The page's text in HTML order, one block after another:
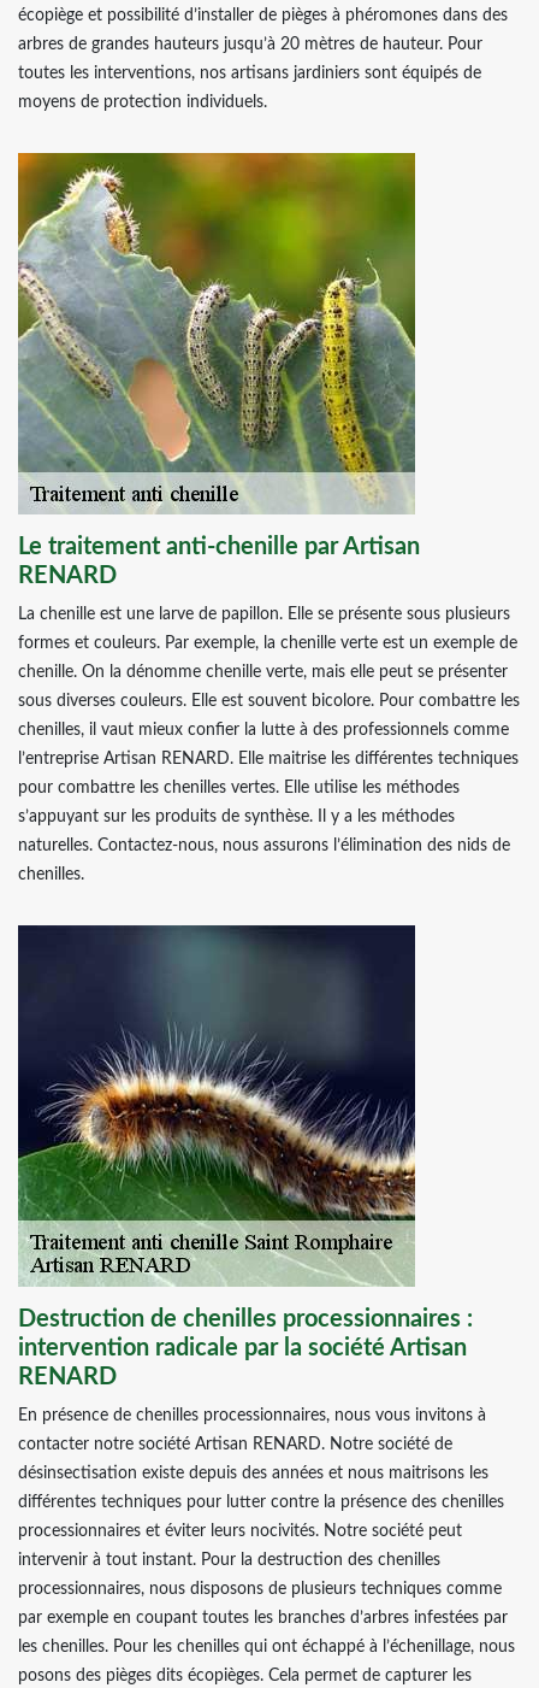
écopiège et possibilité d’installer de pièges à phéromones dans des
arbres de grandes hauteurs jusqu’à 20 mètres de hauteur. Pour
toutes les interventions, nos artisans jardiniers sont équipés de
moyens de protection individuels.
Le traitement anti-chenille par Artisan
RENARD
La chenille est une larve de papillon. Elle se présente sous plusieurs
formes et couleurs. Par exemple, la chenille verte est un exemple de
chenille. On la dénomme chenille verte, mais elle peut se présenter
sous diverses couleurs. Elle est souvent bicolore. Pour combattre les
chenilles, il vaut mieux confier la lutte à des professionnels comme
l’entreprise Artisan RENARD. Elle maitrise les différentes techniques
pour combattre les chenilles vertes. Elle utilise les méthodes
s’appuyant sur les produits de synthèse. Il y a les méthodes
naturelles. Contactez-nous, nous assurons l’élimination des nids de
chenilles.
Destruction de chenilles processionnaires :
intervention radicale par la société Artisan
RENARD
En présence de chenilles processionnaires, nous vous invitons à
contacter notre société Artisan RENARD. Notre société de
désinsectisation existe depuis des années et nous maitrisons les
différentes techniques pour lutter contre la présence des chenilles
processionnaires et éviter leurs nocivités. Notre société peut
intervenir à tout instant. Pour la destruction des chenilles
processionnaires, nous disposons de plusieurs techniques comme
par exemple en coupant toutes les branches d’arbres infestées par
les chenilles. Pour les chenilles qui ont échappé à l’échenillage, nous
posons des pièges dits écopièges. Cela permet de capturer les